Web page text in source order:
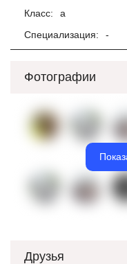
Класс:
а
Специализация:
-
Фотографии
Друзья